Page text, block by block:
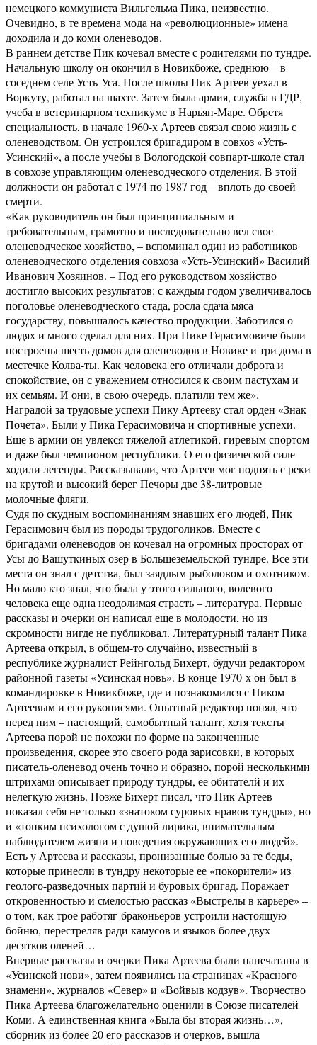
немецкого коммуниста Вильгельма Пика, неизвестно.
Очевидно, в те времена мода на «революционные» имена
доходила и до коми оленеводов.
В раннем детстве Пик кочевал вместе с родителями по тундре.
Начальную школу он окончил в Новикбоже, среднюю – в
соседнем селе Усть-Уса. После школы Пик Артеев уехал в
Воркуту, работал на шахте. Затем была армия, служба в ГДР,
учеба в ветеринарном техникуме в Нарьян-Маре. Обретя
специальность, в начале 1960-х Артеев связал свою жизнь с
оленеводством. Он устроился бригадиром в совхоз «Усть-
Усинский», а после учебы в Вологодской совпарт-школе стал
в совхозе управляющим оленеводческого отделения. В этой
должности он работал с 1974 по 1987 год – вплоть до своей
смерти.
«Как руководитель он был принципиальным и
требовательным, грамотно и последовательно вел свое
оленеводческое хозяйство, – вспоминал один из работников
оленеводческого отделения совхоза «Усть-Усинский» Василий
Иванович Хозяинов. – Под его руководством хозяйство
достигло высоких результатов: с каждым годом увеличивалось
поголовье оленеводческого стада, росла сдача мяса
государству, повышалось качество продукции. Заботился о
людях и много сделал для них. При Пике Герасимовиче были
построены шесть домов для оленеводов в Новике и три дома в
местечке Колва-ты. Как человека его отличали доброта и
спокойствие, он с уважением относился к своим пастухам и
их семьям. И они, в свою очередь, платили тем же».
Наградой за трудовые успехи Пику Артееву стал орден «Знак
Почета». Были у Пика Герасимовича и спортивные успехи.
Еще в армии он увлекся тяжелой атлетикой, гиревым спортом
и даже был чемпионом республики. О его физической силе
ходили легенды. Рассказывали, что Артеев мог поднять с реки
на крутой и высокий берег Печоры две 38-литровые
молочные фляги.
Судя по скудным воспоминаниям знавших его людей, Пик
Герасимович был из породы трудоголиков. Вместе с
бригадами оленеводов он кочевал на огромных просторах от
Усы до Вашуткиных озер в Большеземельской тундре. Все эти
места он знал с детства, был заядлым рыболовом и охотником.
Но мало кто знал, что была у этого сильного, волевого
человека еще одна неодолимая страсть – литература. Первые
рассказы и очерки он написал еще в молодости, но из
скромности нигде не публиковал. Литературный талант Пика
Артеева открыл, в общем-то случайно, известный в
республике журналист Рейнгольд Бихерт, будучи редактором
районной газеты «Усинская новь». В конце 1970-х он был в
командировке в Новикбоже, где и познакомился с Пиком
Артеевым и его рукописями. Опытный редактор понял, что
перед ним – настоящий, самобытный талант, хотя тексты
Артеева порой не похожи по форме на законченные
произведения, скорее это своего рода зарисовки, в которых
писатель-оленевод очень точно и образно, порой несколькими
штрихами описывает природу тундры, ее обитателй и их
нелегкую жизнь. Позже Бихерт писал, что Пик Артеев
показал себя не только «знатоком суровых нравов тундры», но
и «тонким психологом с душой лирика, внимательным
наблюдателем жизни и поведения окружающих его людей».
Есть у Артеева и рассказы, пронизанные болью за те беды,
которые принесли в тундру некоторые ее «покорители» из
геолого-разведочных партий и буровых бригад. Поражает
откровенностью и смелостью рассказ «Выстрелы в карьере» –
о том, как трое работяг-браконьеров устроили настоящую
бойню, перестреляв ради камусов и языков более двух
десятков оленей…
Впервые рассказы и очерки Пика Артеева были напечатаны в
«Усинской нови», затем появились на страницах «Красного
знамени», журналов «Север» и «Войвыв кодзув». Творчество
Пика Артеева благожелательно оценили в Союзе писателей
Коми. А единственная книга «Была бы вторая жизнь…»,
сборник из более 20 его рассказов и очерков, вышла